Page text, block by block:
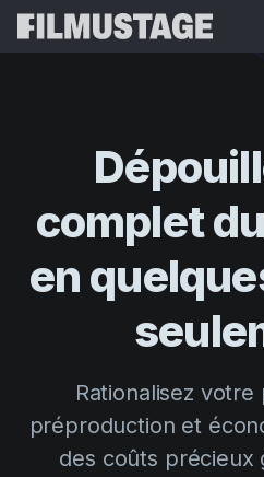
Storyboards & Shot Lists
Shooting Schedules
VFX Breakdown
Script Analysis
Script Sides
Feuilles de service
Blog
All
Budgeting
Customer Stories
Directing
Distribution
Ressources
Programme de parrainage
Webinaires et événements
Modèles
Guides
complet
en
Rationalisez
préproduction et
des coûts précieux